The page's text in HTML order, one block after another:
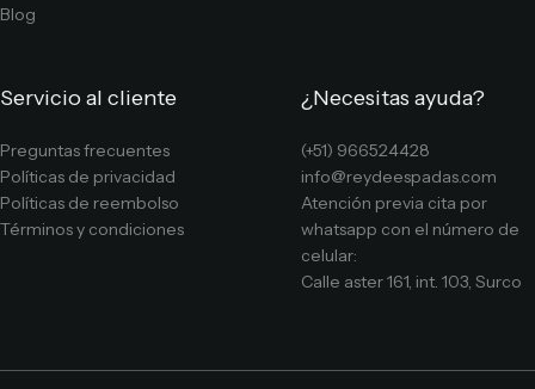
Blog
Servicio al cliente
Preguntas frecuentes
Políticas de privacidad
Políticas de reembolso
Términos y condiciones
¿Necesitas ayuda?
(+51) 966524428
info@reydeespadas.com
Atención previa cita por
whatsapp con el número de
celular:
Calle aster 161, int. 103, Surco